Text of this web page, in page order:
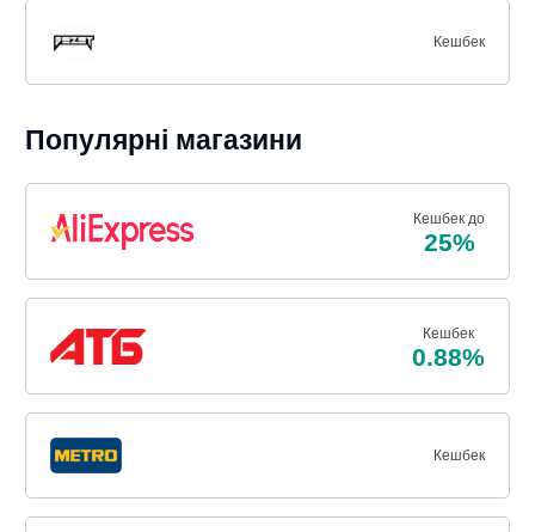
Кешбек
Популярні магазини
Кешбек до
25%
Кешбек
0.88%
Кешбек